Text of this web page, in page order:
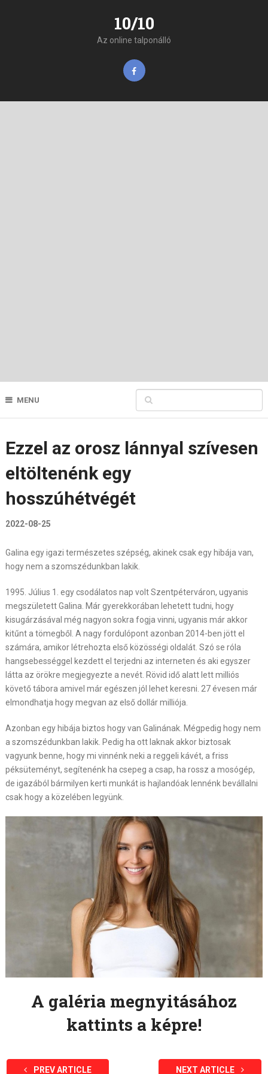
10/10
Az online talponálló
MENU
Ezzel az orosz lánnyal szívesen
eltöltenénk egy
hosszúhétvégét
2022-08-25
Galina egy igazi természetes szépség, akinek csak egy hibája van,
hogy nem a szomszédunkban lakik.
1995. Július 1. egy csodálatos nap volt Szentpéterváron, ugyanis
megszületett Galina. Már gyerekkorában lehetett tudni, hogy
kisugárzásával még nagyon sokra fogja vinni, ugyanis már akkor
kitűnt a tömegből. A nagy fordulópont azonban 2014-ben jött el
számára, amikor létrehozta első közösségi oldalát. Szó se róla
hangsebességgel kezdett el terjedni az interneten és aki egyszer
látta az örökre megjegyezte a nevét. Rövid idő alatt lett milliós
követő tábora amivel már egészen jól lehet keresni. 27 évesen már
elmondhatja hogy megvan az első dollár milliója.
Azonban egy hibája biztos hogy van Galinának. Mégpedig hogy nem
a szomszédunkban lakik. Pedig ha ott laknak akkor biztosak
vagyunk benne, hogy mi vinnénk neki a reggeli kávét, a friss
péksüteményt, segítenénk ha csepeg a csap, ha rossz a mosógép,
de igazából bármilyen kerti munkát is hajlandóak lennénk bevállalni
csak hogy a közelében legyünk.
A galéria megnyitásához
kattints a képre!
PREV ARTICLE NEXT ARTICLE